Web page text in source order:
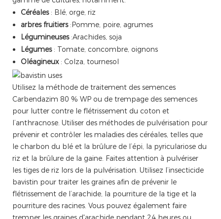
Céréales : Blé, orge, riz
arbres fruitiers :Pomme, poire, agrumes
Légumineuses :Arachides, soja
Légumes : Tomate, concombre, oignons
Oléagineux : Colza, tournesol
Utilisez la méthode de traitement des semences
Carbendazim 80 % WP ou de trempage des semences
pour lutter contre le flétrissement du coton et
l’anthracnose. Utiliser des méthodes de pulvérisation pour
prévenir et contrôler les maladies des céréales, telles que
le charbon du blé et la brûlure de l’épi, la pyriculariose du
riz et la brûlure de la gaine. Faites attention à pulvériser
les tiges de riz lors de la pulvérisation. Utilisez l’insecticide
bavistin pour traiter les graines afin de prévenir le
flétrissement de l’arachide, la pourriture de la tige et la
pourriture des racines. Vous pouvez également faire